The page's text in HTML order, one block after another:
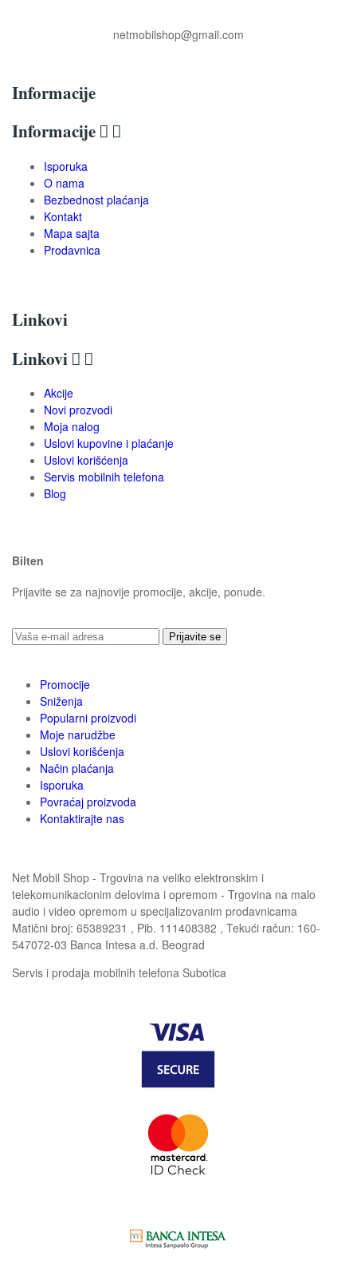
netmobilshop@gmail.com
Informacije
Informacije  
Isporuka
O nama
Bezbednost plaćanja
Kontakt
Mapa sajta
Prodavnica
Linkovi
Linkovi  
Akcije
Novi prozvodi
Moja nalog
Uslovi kupovine i plaćanje
Uslovi korišćenja
Servis mobilnih telefona
Blog
Bilten
Prijavite se za najnovije promocije, akcije, ponude.
Prijavite se
Promocije
Sniženja
Popularni proizvodi
Moje narudžbe
Uslovi korišćenja
Način plaćanja
Isporuka
Povraćaj proizvoda
Kontaktirajte nas
Net Mobil Shop - Trgovina na veliko elektronskim i
telekomunikacionim delovima i opremom - Trgovina na malo
audio i video opremom u specijalizovanim prodavnicama
Matični broj: 65389231 , Pib. 111408382 , Tekući račun: 160-
547072-03 Banca Intesa a.d. Beograd
Servis i prodaja mobilnih telefona Subotica